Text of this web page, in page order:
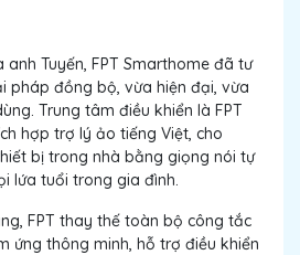
anh Tuyến, FPT Smarthome đã tư
pháp đồng bộ, vừa hiện đại, vừa
Trung tâm điều khiển là FPT
hợp trợ lý ảo tiếng Việt, cho
bị trong nhà bằng giọng nói tự
lứa tuổi trong gia đình.
FPT thay thế toàn bộ công tắc
ứng thông minh, hỗ trợ điều khiển